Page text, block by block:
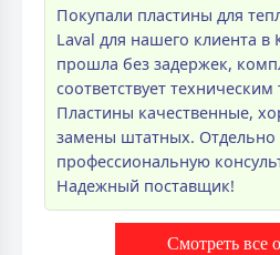
Покупали пластины для
Laval для нашего клиента в
прошла без задержек,
соответствует
Пластины качественные,
замены штатных.
профессиональную
Надежный поставщик!
Смотреть все